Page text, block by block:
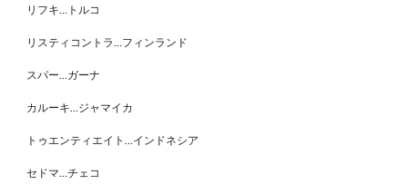
リフキ…トルコ
リスティコントラ…フィンランド
スパー…ガーナ
カルーキ…ジャマイカ
トゥエンティエイト…インドネシア
セドマ…チェコ